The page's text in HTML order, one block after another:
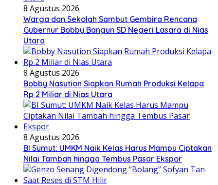
8 Agustus 2026
Warga dan Sekolah Sambut Gembira Rencana
Gubernur Bobby Bangun SD Negeri Lasara di Nias
Utara
8 Agustus 2026
Bobby Nasution Siapkan Rumah Produksi Kelapa
Rp 2 Miliar di Nias Utara
8 Agustus 2026
BI Sumut: UMKM Naik Kelas Harus Mampu Ciptakan
Nilai Tambah hingga Tembus Pasar Ekspor